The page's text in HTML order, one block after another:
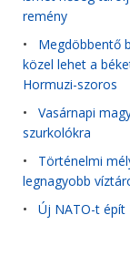
remény
• Megdöbbentő
közel lehet a
Hormuzi-szoros
• Vasárnapi
szurkolókra
• Történelmi
legnagyobb
• Új NATO-t